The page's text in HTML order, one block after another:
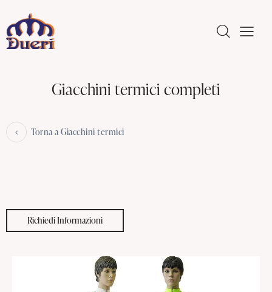
Giacchini termici completi
Torna a Giacchini termici
Richiedi Informazioni